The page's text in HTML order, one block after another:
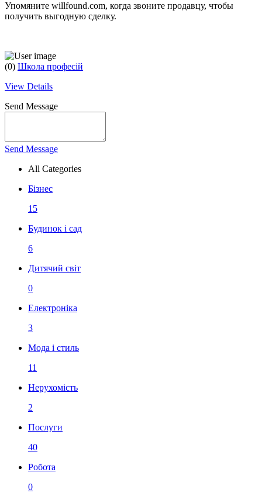
Упомяните willfound.com, когда звоните продавцу, чтобы
получить выгодную сделку.
(0) Школа професій
View Details
Send Message
Send Message
All Categories
Бізнес
15
Будинок і сад
6
Дитячий світ
0
Електроніка
3
Мода і стиль
11
Нерухомість
2
Послуги
40
Робота
0